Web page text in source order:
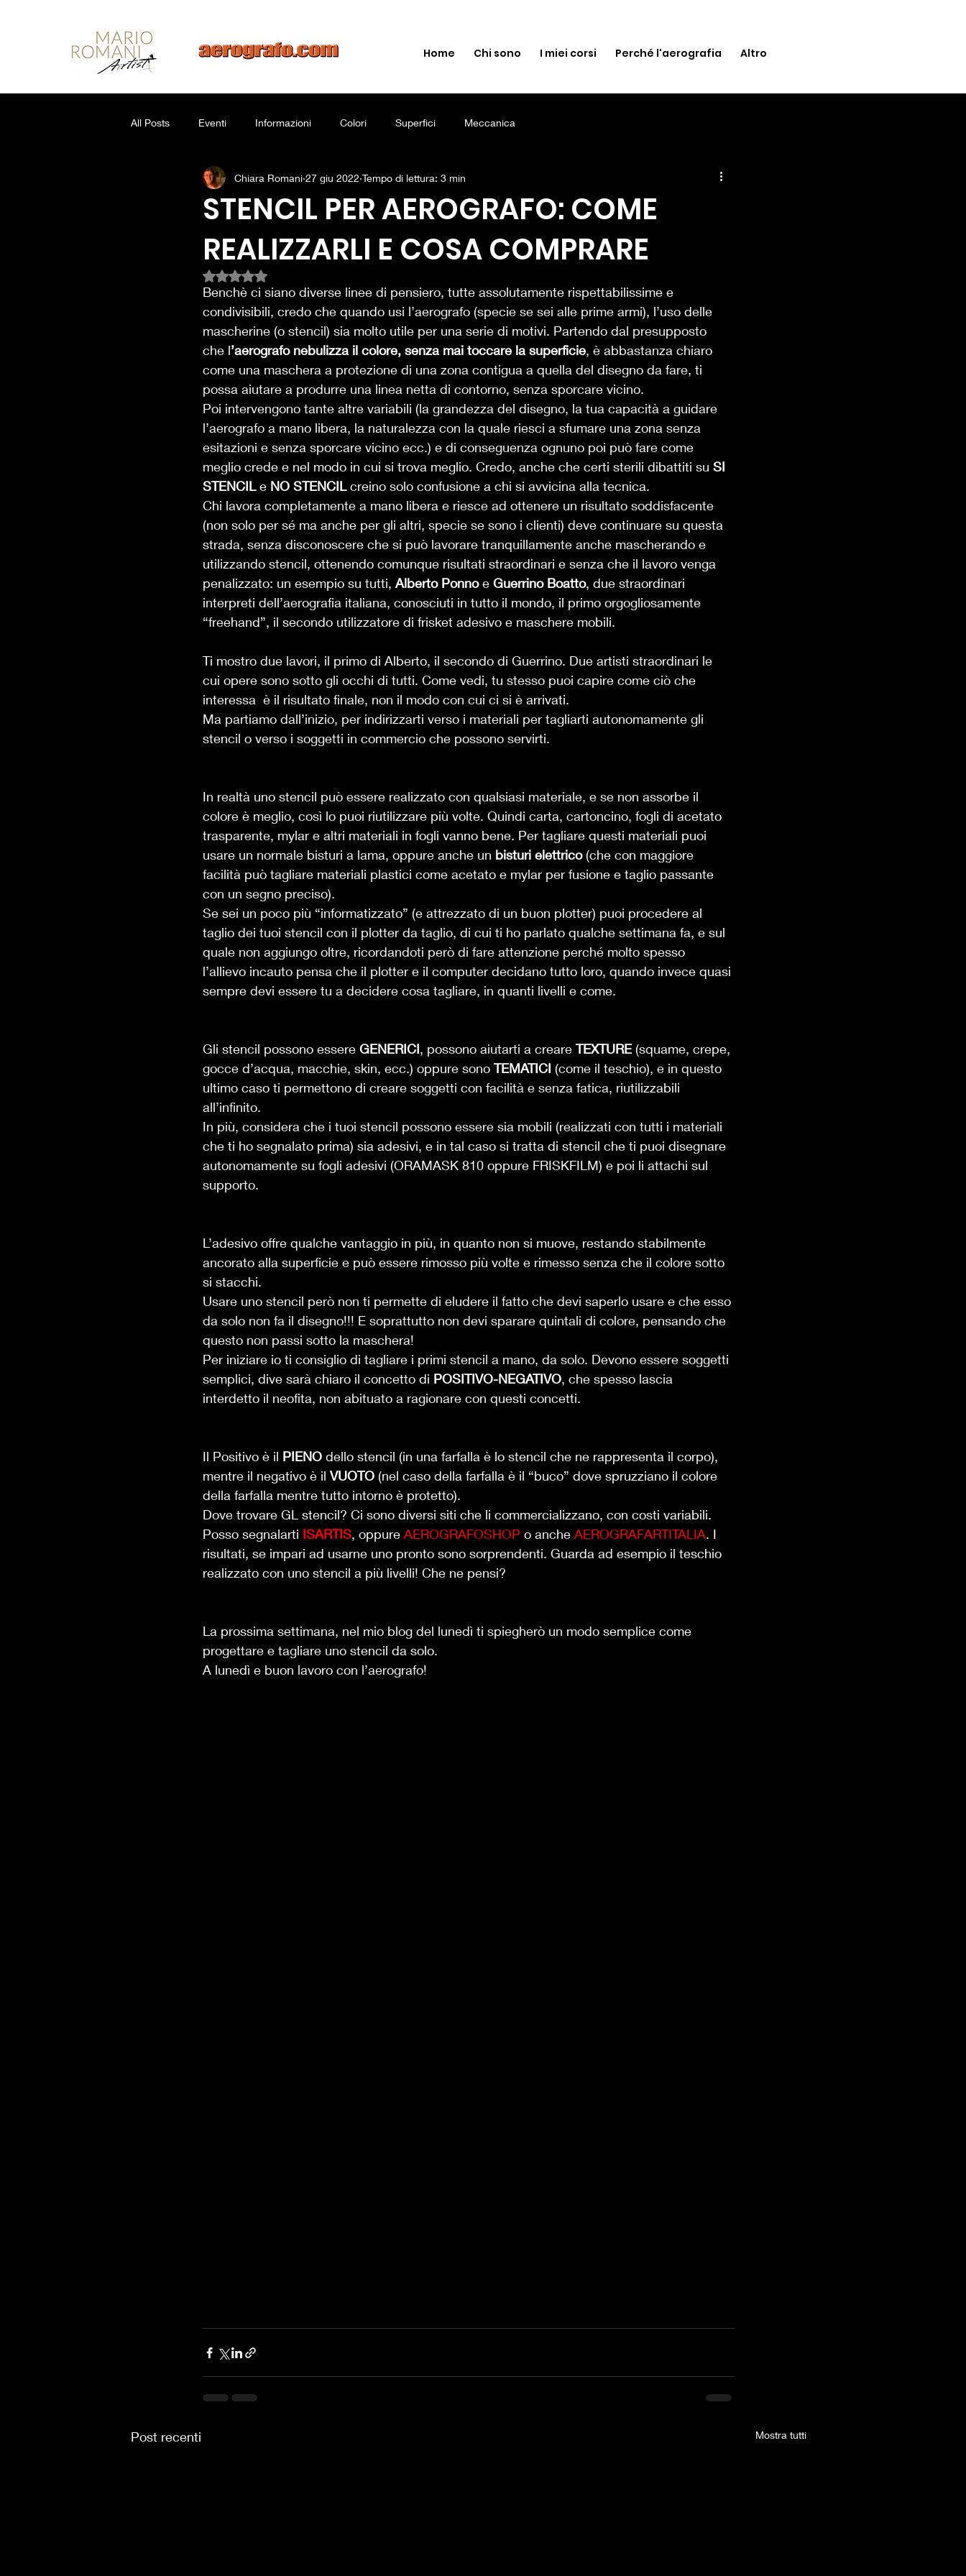
Home Chi sono I miei corsi Perché l'aerografia Altro
All Posts Eventi Informazioni Colori Superfici Meccanica
STENCIL PER AEROGRAFO: COME
REALIZZARLI E COSA COMPRARE
Chiara Romani 27 giu 2022 Tempo di lettura: 3 min
Valutazione NaN stelle su 5.
Benchè ci siano diverse linee di pensiero, tutte assolutamente rispettabilissime e
condivisibili, credo che quando usi l’aerografo (specie se sei alle prime armi), l’uso delle
mascherine (o stencil) sia molto utile per una serie di motivi. Partendo dal presupposto
che l’aerografo nebulizza il colore, senza mai toccare la superficie, è abbastanza chiaro
come una maschera a protezione di una zona contigua a quella del disegno da fare, ti
possa aiutare a produrre una linea netta di contorno, senza sporcare vicino.
Poi intervengono tante altre variabili (la grandezza del disegno, la tua capacità a guidare
l’aerografo a mano libera, la naturalezza con la quale riesci a sfumare una zona senza
esitazioni e senza sporcare vicino ecc.) e di conseguenza ognuno poi può fare come
meglio crede e nel modo in cui si trova meglio. Credo, anche che certi sterili dibattiti su SI
STENCIL e NO STENCIL creino solo confusione a chi si avvicina alla tecnica.
Chi lavora completamente a mano libera e riesce ad ottenere un risultato soddisfacente
(non solo per sé ma anche per gli altri, specie se sono i clienti) deve continuare su questa
strada, senza disconoscere che si può lavorare tranquillamente anche mascherando e
utilizzando stencil, ottenendo comunque risultati straordinari e senza che il lavoro venga
penalizzato: un esempio su tutti, Alberto Ponno e Guerrino Boatto, due straordinari
interpreti dell’aerografia italiana, conosciuti in tutto il mondo, il primo orgogliosamente
“freehand”, il secondo utilizzatore di frisket adesivo e maschere mobili.
Ti mostro due lavori, il primo di Alberto, il secondo di Guerrino. Due artisti straordinari le
cui opere sono sotto gli occhi di tutti. Come vedi, tu stesso puoi capire come ciò che
interessa  è il risultato finale, non il modo con cui ci si è arrivati.
Ma partiamo dall’inizio, per indirizzarti verso i materiali per tagliarti autonomamente gli
stencil o verso i soggetti in commercio che possono servirti.
In realtà uno stencil può essere realizzato con qualsiasi materiale, e se non assorbe il
colore è meglio, così lo puoi riutilizzare più volte. Quindi carta, cartoncino, fogli di acetato
trasparente, mylar e altri materiali in fogli vanno bene. Per tagliare questi materiali puoi
usare un normale bisturi a lama, oppure anche un bisturi elettrico (che con maggiore
facilità può tagliare materiali plastici come acetato e mylar per fusione e taglio passante
con un segno preciso).
Se sei un poco più “informatizzato” (e attrezzato di un buon plotter) puoi procedere al
taglio dei tuoi stencil con il plotter da taglio, di cui ti ho parlato qualche settimana fa, e sul
quale non aggiungo oltre, ricordandoti però di fare attenzione perché molto spesso
l’allievo incauto pensa che il plotter e il computer decidano tutto loro, quando invece quasi
sempre devi essere tu a decidere cosa tagliare, in quanti livelli e come.
Gli stencil possono essere GENERICI, possono aiutarti a creare TEXTURE (squame, crepe,
gocce d’acqua, macchie, skin, ecc.) oppure sono TEMATICI (come il teschio), e in questo
ultimo caso ti permettono di creare soggetti con facilità e senza fatica, riutilizzabili
all’infinito.
In più, considera che i tuoi stencil possono essere sia mobili (realizzati con tutti i materiali
che ti ho segnalato prima) sia adesivi, e in tal caso si tratta di stencil che ti puoi disegnare
autonomamente su fogli adesivi (ORAMASK 810 oppure FRISKFILM) e poi li attachi sul
supporto.
L’adesivo offre qualche vantaggio in più, in quanto non si muove, restando stabilmente
ancorato alla superficie e può essere rimosso più volte e rimesso senza che il colore sotto
si stacchi.
Usare uno stencil però non ti permette di eludere il fatto che devi saperlo usare e che esso
da solo non fa il disegno!!! E soprattutto non devi sparare quintali di colore, pensando che
questo non passi sotto la maschera!
Per iniziare io ti consiglio di tagliare i primi stencil a mano, da solo. Devono essere soggetti
semplici, dive sarà chiaro il concetto di POSITIVO-NEGATIVO, che spesso lascia
interdetto il neofita, non abituato a ragionare con questi concetti.
Il Positivo è il PIENO dello stencil (in una farfalla è lo stencil che ne rappresenta il corpo),
mentre il negativo è il VUOTO (nel caso della farfalla è il “buco” dove spruzziano il colore
della farfalla mentre tutto intorno è protetto).
Dove trovare GL stencil? Ci sono diversi siti che li commercializzano, con costi variabili.
Posso segnalarti ISARTIS, oppure AEROGRAFOSHOP o anche AEROGRAFARTITALIA. I
risultati, se impari ad usarne uno pronto sono sorprendenti. Guarda ad esempio il teschio
realizzato con uno stencil a più livelli! Che ne pensi?
La prossima settimana, nel mio blog del lunedì ti spiegherò un modo semplice come
progettare e tagliare uno stencil da solo.
A lunedì e buon lavoro con l’aerografo!
Post recenti Mostra tutti